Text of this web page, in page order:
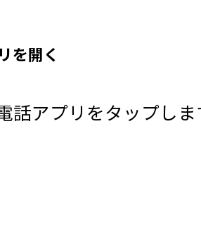
を開く
話アプリをタップしま